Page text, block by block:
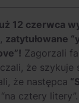
12 czerwca
zatytułowane
Zagorzali
że szykuje
że następca
cztery